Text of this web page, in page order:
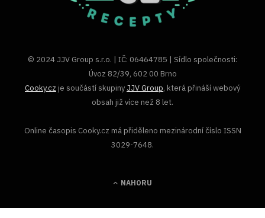
© 2024 JJV Group s.r.o. | IČ: 06464785 | Sídlo společnosti:
Úvoz 82/39, 602 00 Brno
Cooky.cz je součástí skupiny JJV Group, která přináší webový
obsah již více než 8 let.
Online časopis Cooky.cz má přiděleno mezinárodní číslo ISSN
3029-7648.
NAHORU